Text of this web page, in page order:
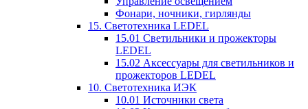
Фонари, ночники, гирлянды
15. Светотехника LEDEL
15.01 Светильники и прожекторы
LEDEL
15.02 Аксессуары для светильников и
прожекторов LEDEL
10. Светотехника ИЭК
10.01 Источники света